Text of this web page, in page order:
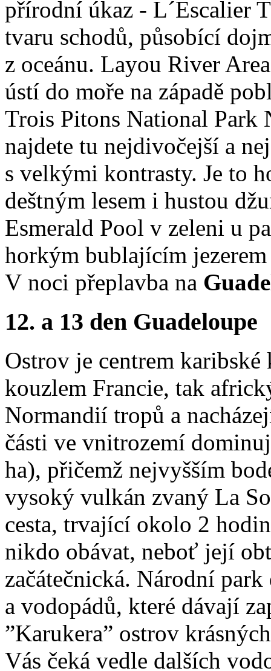
přírodní úkaz - L´Escalier
tvaru schodů, působící
z oceánu. Layou River
ústí do moře na západě
Trois Pitons National Park
najdete tu nejdivočejší a
s velkými kontrasty. Je to
deštným lesem i hustou
Esmerald Pool v zeleni u
horkým bublajícím
V noci přeplavba na
12. a 13 den Guadeloupe
Ostrov je centrem
kouzlem Francie, tak
Normandií tropů a
části ve vnitrozemí
ha), přičemž nejvyšším
vysoký vulkán zvaný La
cesta, trvající okolo 2
nikdo obávat, neboť její
začátečnická. Národní
a vodopádů, které dávají
”Karukera” ostrov
Vás čeká vedle dalších